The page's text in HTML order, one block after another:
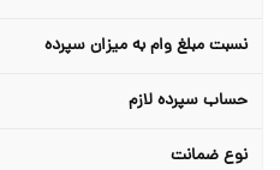
نسبت مبلغ وام به میزان سپرده
حساب سپرده لازم
نوع ضمانت